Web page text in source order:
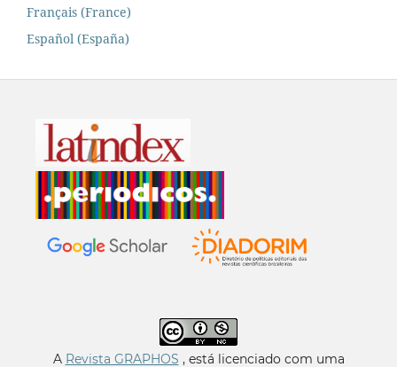
Français (France)
Español (España)
A Revista GRAPHOS , está licenciado com uma